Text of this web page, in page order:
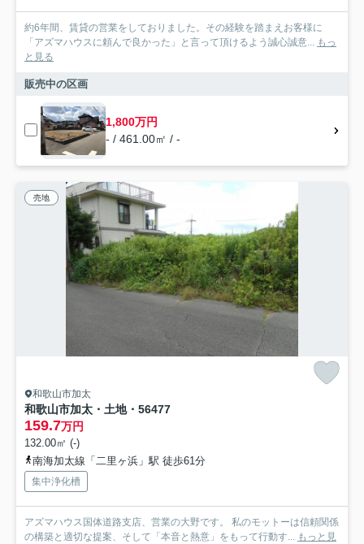
約6年間、賃貸の営業をしておりました。その経験を踏まえお客様に
「アズマハウスに頼んで良かった」と言って頂けるよう誠心誠意...
もっ
と見る
販売中の区画
1,800万円
- / 461.00㎡ / -
売地
和歌山市加太
和歌山市加太・土地・56477
159.7万円
132.00㎡ (-)
南海加太線「二里ヶ浜」駅 徒歩61分
集中浄化槽
アズマハウス国体道路支店、営業の大野です。 私のモットーは信頼関係
の構築と適切な提案、そして「本音と熱意」をもって行動す...
もっと見